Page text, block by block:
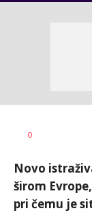
0
Novo
širom
pri čemu je